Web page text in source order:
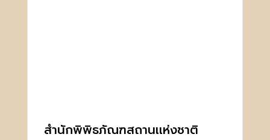
สำนักพิพิธภัณฑสถานเเห่งชาติ